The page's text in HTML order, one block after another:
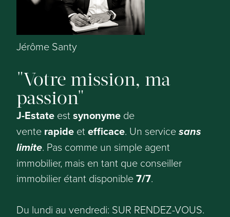
Jérôme Santy
Votre mission, ma
passion
J-Estate estsynonyme de
vente rapide etefficace. Un servicesans
limite. Pas comme un simple agent
immobilier, mais en tant que conseiller
immobilier étant disponible7/7.
Du lundi au vendredi: SUR RENDEZ-VOUS.